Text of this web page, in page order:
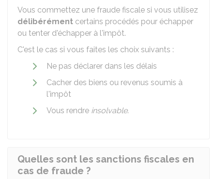
Vous commettez une fraude fiscale si vous utilisez
délibérément certains procédés pour échapper
ou tenter d'échapper à l'impôt.
C'est le cas si vous faites les choix suivants :
Ne pas déclarer dans les délais
Cacher des biens ou revenus soumis à
l'impôt
Vous rendre insolvable.
Quelles sont les sanctions fiscales en
cas de fraude ?